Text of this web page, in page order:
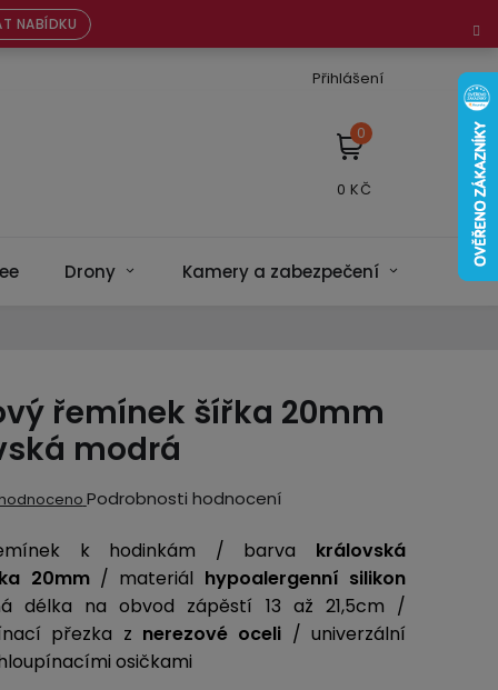
NABÍDKU
Přihlášení
NÁKUPNÍ
KOŠÍK
Drony Kamery a zabezpečení
řemínek šířka 20mm
modrá
Podrobnosti hodnocení
k hodinkám / barva královská
20mm/ materiál hypoalergenní silikon
délka na obvod zápěstí 13 až 21,5cm /
přezka z nerezové oceli / univerzální
osičkami